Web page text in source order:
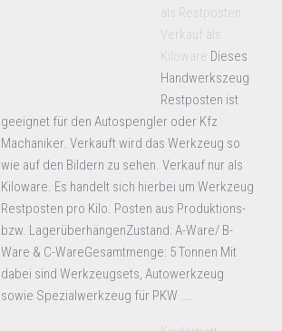
als Restposten
Verkauf als
Kiloware Dieses
Handwerkszeug
Restposten ist
geeignet für den Autospengler oder Kfz
Machaniker. Verkauft wird das Werkzeug so
wie auf den Bildern zu sehen. Verkauf nur als
Kiloware. Es handelt sich hierbei um Werkzeug
Restposten pro Kilo. Posten aus Produktions-
bzw. LagerüberhängenZustand: A-Ware/ B-
Ware & C-WareGesamtmenge: 5 Tonnen Mit
dabei sind Werkzeugsets, Autowerkzeug
sowie Spezialwerkzeug für PKW ...